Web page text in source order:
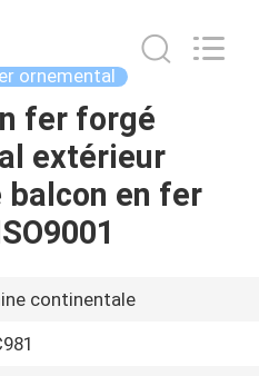
ornemental
fer forgé
extérieur
balcon en fer
continentale